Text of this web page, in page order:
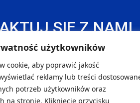
użytkowników
cookie, aby poprawić jakość
reklamy lub treści
potrzeb użytkowników oraz
na stronie. Kliknięcie przycisku
SIĘ Z NAMI
Tarnów Sp. z o. o.